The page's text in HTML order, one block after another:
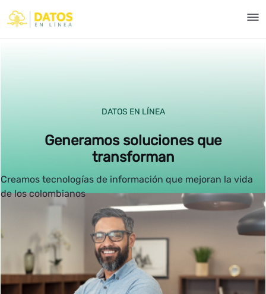
Pular para o Conteúdo principal
DATOS EN LÍNEA
Generamos soluciones que
transforman
Creamos tecnologías de información que mejoran la vida
de los colombianos